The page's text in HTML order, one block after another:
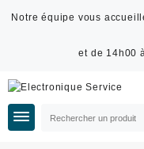
Notre équipe vous
et de 14h00